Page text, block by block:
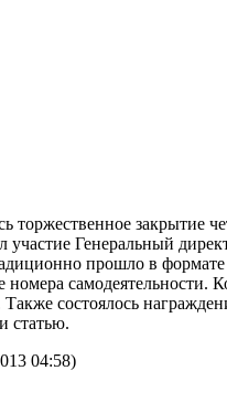
торжественное закрытие
Генеральный
прошло в формате
самодеятельности.
состоялось
статью.
04:58)